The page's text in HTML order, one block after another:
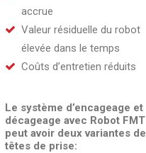
accrue
Valeur résiduelle du robot
élevée dans le temps
Coûts d’entretien réduits
Le système d’encageage et
décageage avec Robot FMT
peut avoir deux variantes de
têtes de prise: